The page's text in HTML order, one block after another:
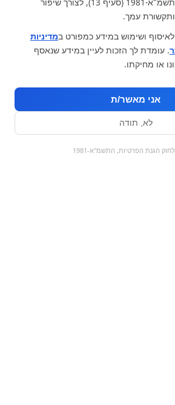
כל המוצרים
0
הקניות שלי
לחוק הגנת הפרטיות, התשמ"א-1981 (סעיף 13), לצורך שיפור
ותקשורת עמך.
ושימוש במידע כמפורט במדיניות
. עומדת לך הזכות לעיין במידע שנאסף
או מחיקתו.
אני מאשר/ת
לא, תודה
הגנת הפרטיות, התשמ"א-1981